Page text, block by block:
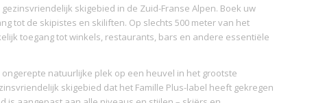
skigebied in de Zuid-Franse Alpen. Boek uw
tot de skipistes en skiliften. Op slechts 500 meter van het
toegang tot winkels, restaurants, bars en andere essentiële
natuurlijke plek op een heuvel in het grootste
skigebied dat het Famille Plus-label heeft gekregen